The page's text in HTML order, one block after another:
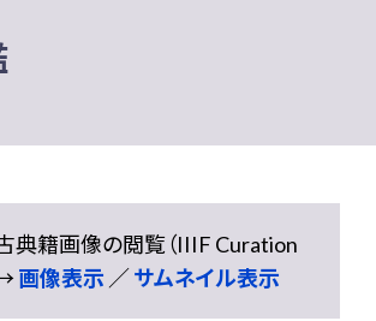
典籍画像の閲覧（IIIF Curation
画像表示 ／サムネイル表示